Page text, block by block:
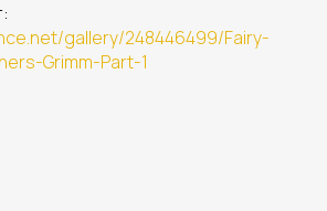
gallery/248446499/Fairy-
Grimm-Part-1